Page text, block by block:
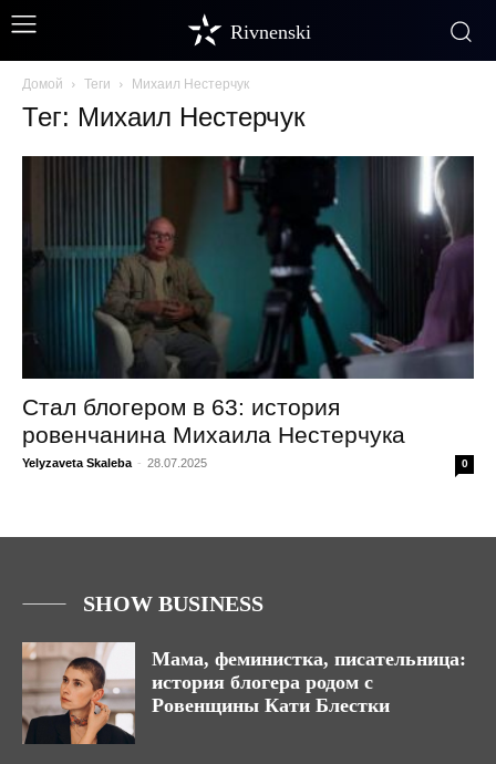
Rivnenski
Домой Теги Михаил Нестерчук
Тег: Михаил Нестерчук
Стал блогером в 63: история
ровенчанина Михаила Нестерчука
Yelyzaveta Skaleba - 28.07.2025 0
SHOW BUSINESS
Мама, феминистка, писательница:
история блогера родом с
Ровенщины Кати Блестки